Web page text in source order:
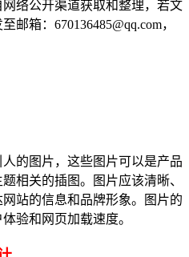
络公开渠道获取和整理，若文
邮箱：670136485@qq.com，
的图片，这些图片可以是产品
相关的插图。图片应该清晰、
站的信息和品牌形象。图片的
验和网页加载速度。